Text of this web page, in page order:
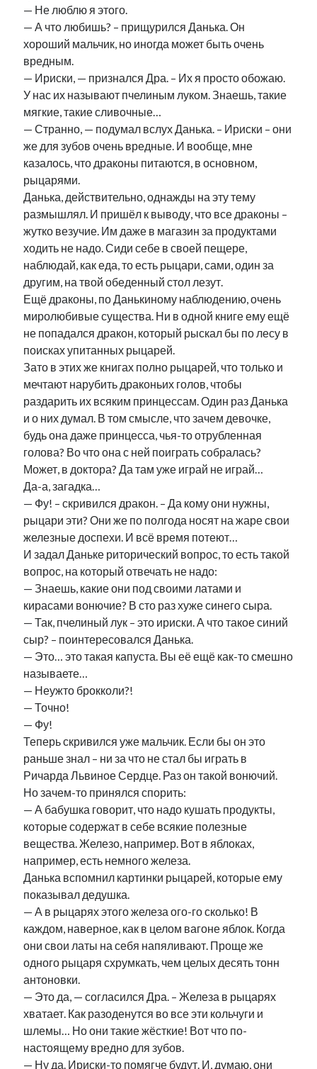
— Не люблю я этого.
— А что любишь? – прищурился Данька. Он
хороший мальчик, но иногда может быть очень
вредным.
— Ириски, — признался Дра. – Их я просто обожаю.
У нас их называют пчелиным луком. Знаешь, такие
мягкие, такие сливочные…
— Странно, — подумал вслух Данька. – Ириски – они
же для зубов очень вредные. И вообще, мне
казалось, что драконы питаются, в основном,
рыцарями.
Данька, действительно, однажды на эту тему
размышлял. И пришёл к выводу, что все драконы –
жутко везучие. Им даже в магазин за продуктами
ходить не надо. Сиди себе в своей пещере,
наблюдай, как еда, то есть рыцари, сами, один за
другим, на твой обеденный стол лезут.
Ещё драконы, по Данькиному наблюдению, очень
миролюбивые существа. Ни в одной книге ему ещё
не попадался дракон, который рыскал бы по лесу в
поисках упитанных рыцарей.
Зато в этих же книгах полно рыцарей, что только и
мечтают нарубить драконьих голов, чтобы
раздарить их всяким принцессам. Один раз Данька
и о них думал. В том смысле, что зачем девочке,
будь она даже принцесса, чья-то отрубленная
голова? Во что она с ней поиграть собралась?
Может, в доктора? Да там уже играй не играй…
Да-а, загадка…
— Фу! – скривился дракон. – Да кому они нужны,
рыцари эти? Они же по полгода носят на жаре свои
железные доспехи. И всё время потеют…
И задал Даньке риторический вопрос, то есть такой
вопрос, на который отвечать не надо:
— Знаешь, какие они под своими латами и
кирасами вонючие? В сто раз хуже синего сыра.
— Так, пчелиный лук – это ириски. А что такое синий
сыр? – поинтересовался Данька.
— Это… это такая капуста. Вы её ещё как-то смешно
называете…
— Неужто брокколи?!
— Точно!
— Фу!
Теперь скривился уже мальчик. Если бы он это
раньше знал – ни за что не стал бы играть в
Ричарда Львиное Сердце. Раз он такой вонючий.
Но зачем-то принялся спорить:
— А бабушка говорит, что надо кушать продукты,
которые содержат в себе всякие полезные
вещества. Железо, например. Вот в яблоках,
например, есть немного железа.
Данька вспомнил картинки рыцарей, которые ему
показывал дедушка.
— А в рыцарях этого железа ого-го сколько! В
каждом, наверное, как в целом вагоне яблок. Когда
они свои латы на себя напяливают. Проще же
одного рыцаря схрумкать, чем целых десять тонн
антоновки.
— Это да, — согласился Дра. – Железа в рыцарях
хватает. Как разоденутся во все эти кольчуги и
шлемы… Но они такие жёсткие! Вот что по-
настоящему вредно для зубов.
— Ну да. Ириски-то помягче будут. И, думаю, они